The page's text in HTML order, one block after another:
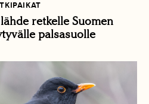
retkelle Suomen
palsasuolle